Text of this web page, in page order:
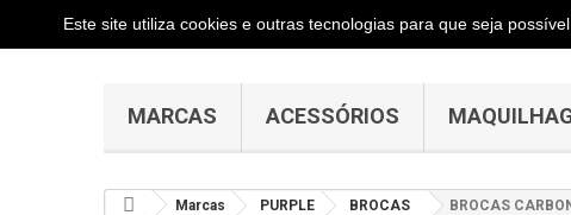
MARCAS ACESSÓRIOS
Marcas PURPLE BROCAS BROCAS
Este site utiliza cookies e outras tecnologias para que seja